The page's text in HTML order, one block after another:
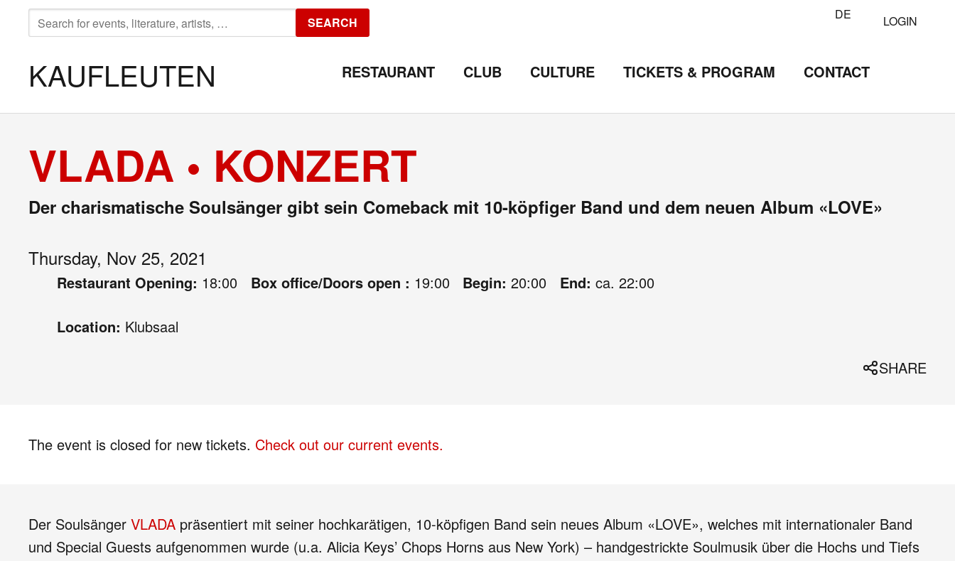
SEARCH
FOR:
SEARCH DE LOGIN
KAUFLEUTEN RESTAURANT CLUB CULTURE TICKETS & PROGRAM CONTACT
VLADA • KONZERT
Der charismatische Soulsänger gibt sein Comeback mit 10-köpfiger Band und dem neuen Album «LOVE»
Thursday, Nov 25, 2021
Restaurant Opening: 18:00 Box office/Doors open : 19:00 Begin: 20:00 End: ca. 22:00
Location: Klubsaal
SHARE
The event is closed for new tickets. Check out our current events.
Der Soulsänger VLADA präsentiert mit seiner hochkarätigen, 10-köpfigen Band sein neues Album «LOVE», welches mit internationaler Band
und Special Guests aufgenommen wurde (u.a. Alicia Keys’ Chops Horns aus New York) – handgestrickte Soulmusik über die Hochs und Tiefs